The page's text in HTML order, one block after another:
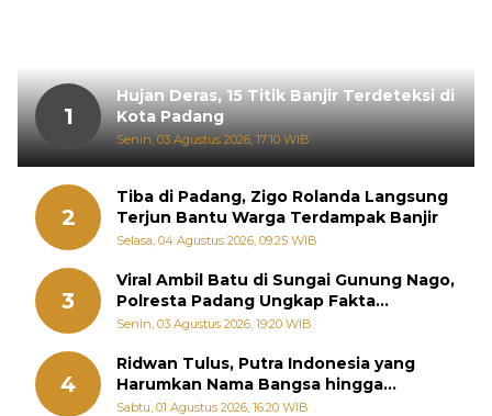
1
Hujan Deras, 15 Titik Banjir Terdeteksi di
Kota Padang
Senin, 03 Agustus 2026, 17:10 WIB
2
Tiba di Padang, Zigo Rolanda Langsung
Terjun Bantu Warga Terdampak Banjir
Selasa, 04 Agustus 2026, 09:25 WIB
3
Viral Ambil Batu di Sungai Gunung Nago,
Polresta Padang Ungkap Fakta
Sebenarnya
Senin, 03 Agustus 2026, 19:20 WIB
4
Ridwan Tulus, Putra Indonesia yang
Harumkan Nama Bangsa hingga
Diabadikan dalam Buku Jepang
Sabtu, 01 Agustus 2026, 16:20 WIB